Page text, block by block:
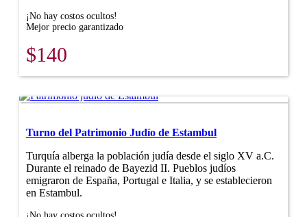
¡No hay costos ocultos!
Mejor precio garantizado
$140
Turno del Patrimonio Judío de Estambul
Turquía alberga la población judía desde el siglo XV a.C.
Durante el reinado de Bayezid II. Pueblos judíos
emigraron de España, Portugal e Italia, y se establecieron
en Estambul.